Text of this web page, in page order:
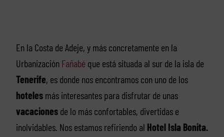
En la Costa de Adeje, y más concretamente en la
Urbanización Fañabé que está situada al sur de la isla de
Tenerife, es donde nos encontramos con uno de los
hotelesmás interesantes para disfrutar de unas
vacacionesde lo más confortables, divertidas e
inolvidables. Nos estamos refiriendo al Hotel Isla Bonita.